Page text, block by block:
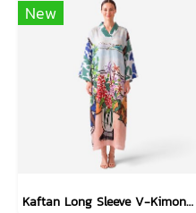
New
Kaftan Long Sleeve V-Kimono - Blue : Red Floral Vase by Coastal View